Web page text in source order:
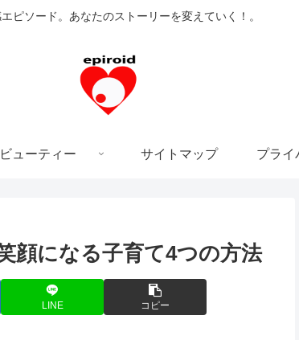
ピソード。あなたのストーリーを変えていく！。
ビューティー サイトマップ プライ
顔になる子育て4つの方法
LINE コピー